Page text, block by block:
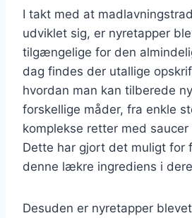
I takt med at
udviklet sig, er nyretapper
tilgængelige for den
dag findes der utallige
hvordan man kan tilberede
forskellige måder, fra enkle
komplekse retter med saucer
Dette har gjort det muligt for
denne lækre ingrediens i
Desuden er nyretapper